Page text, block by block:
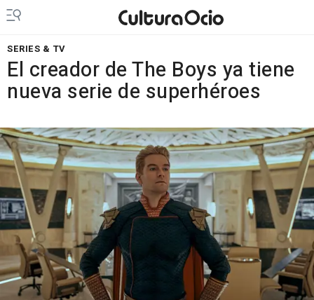
SERIES & TV
El creador de The Boys ya tiene
nueva serie de superhéroes